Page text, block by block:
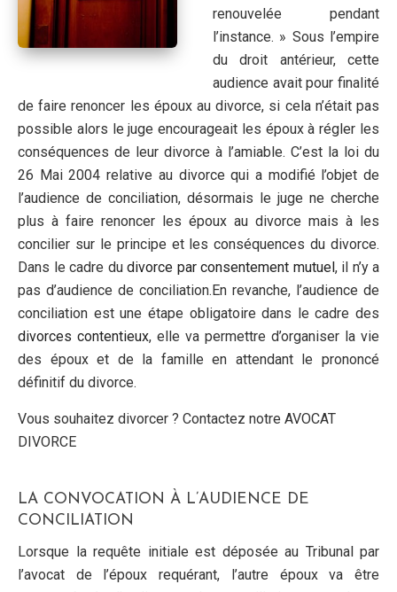
renouvelée pendant
l’instance. » Sous l’empire
du droit antérieur, cette
audience avait pour finalité
de faire renoncer les époux au divorce, si cela n’était pas
possible alors le juge encourageait les époux à régler les
conséquences de leur divorce à l’amiable. C’est la loi du
26 Mai 2004 relative au divorce qui a modifié l’objet de
l’audience de conciliation, désormais le juge ne cherche
plus à faire renoncer les époux au divorce mais à les
concilier sur le principe et les conséquences du divorce.
Dans le cadre du divorce par consentement mutuel, il n’y a
pas d’audience de conciliation.En revanche, l’audience de
conciliation est une étape obligatoire dans le cadre des
divorces contentieux, elle va permettre d’organiser la vie
des époux et de la famille en attendant le prononcé
définitif du divorce.
Vous souhaitez divorcer ? Contactez notre AVOCAT
DIVORCE
LA CONVOCATION À L’AUDIENCE DE
CONCILIATION
Lorsque la requête initiale est déposée au Tribunal par
l’avocat de l’époux requérant, l’autre époux va être